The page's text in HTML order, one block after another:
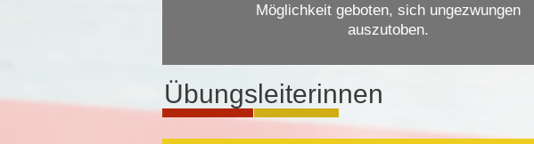
Möglichkeit geboten, sich ungezwungen
auszutoben.
Übungsleiterinnen